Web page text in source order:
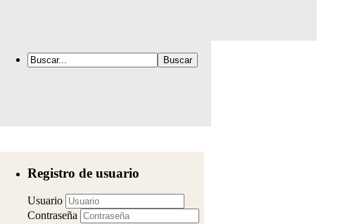
Registro de usuario
Usuario
Contraseña